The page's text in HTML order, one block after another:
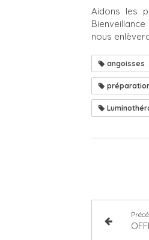
Aidons les
nous
angoisses